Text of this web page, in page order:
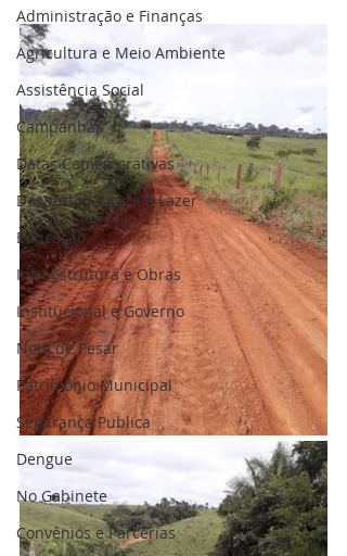
Administração e Finanças
Agricultura e Meio Ambiente
Assistência Social
Campanhas
Datas Comemorativas
Desporto Cultura e Lazer
Educação
Infraestrutura e Obras
Institucional e Governo
Nota de Pesar
Patrimônio Municipal
Segurança Publica
Dengue
No Gabinete
Convênios e Parcerias